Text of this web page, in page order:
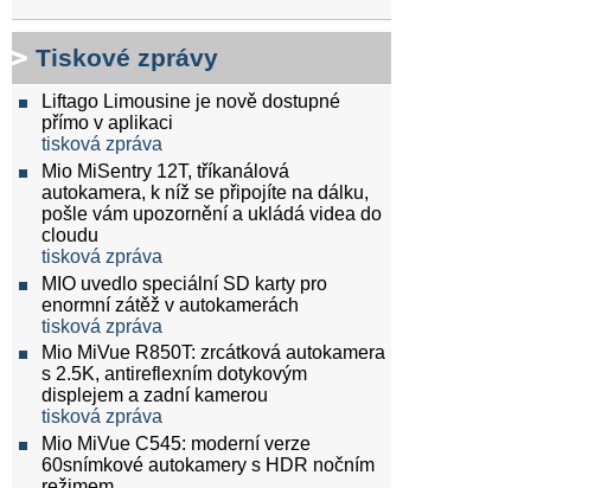
Tiskové zprávy
Liftago Limousine je nově dostupné
přímo v aplikaci
tisková zpráva
Mio MiSentry 12T, tříkanálová
autokamera, k níž se připojíte na dálku,
pošle vám upozornění a ukládá videa do
cloudu
tisková zpráva
MIO uvedlo speciální SD karty pro
enormní zátěž v autokamerách
tisková zpráva
Mio MiVue R850T: zrcátková autokamera
s 2.5K, antireflexním dotykovým
displejem a zadní kamerou
tisková zpráva
Mio MiVue C545: moderní verze
60snímkové autokamery s HDR nočním